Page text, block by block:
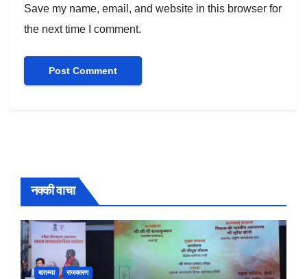
Save my name, email, and website in this browser for
the next time I comment.
नक्की वाचा
बातम्या राजकारण